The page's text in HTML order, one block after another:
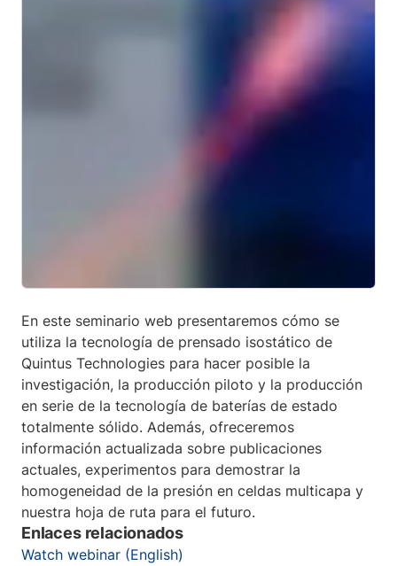
En este seminario web presentaremos cómo se
utiliza la tecnología de prensado isostático de
Quintus Technologies para hacer posible la
investigación, la producción piloto y la producción
en serie de la tecnología de baterías de estado
totalmente sólido. Además, ofreceremos
información actualizada sobre publicaciones
actuales, experimentos para demostrar la
homogeneidad de la presión en celdas multicapa y
nuestra hoja de ruta para el futuro.
Enlaces relacionados
Watch webinar (English)